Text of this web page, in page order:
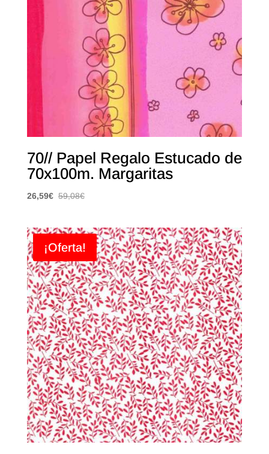
70// Papel Regalo Estucado de
70x100m. Margaritas
26,59€ 59,08€
¡Oferta!